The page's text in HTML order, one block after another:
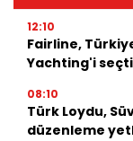
12:10
Fairline,
Yachting'i
08:10
Türk Loydu,
düzenleme